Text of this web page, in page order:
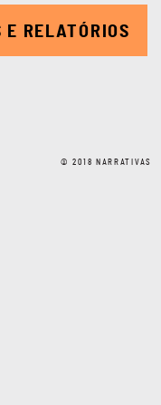
E RELATÓRIOS
© 2018 NARRATIVAS